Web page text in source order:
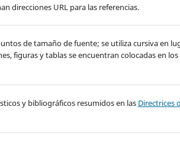
direcciones URL para las referencias.
de tamaño de fuente; se utiliza cursiva en
figuras y tablas se encuentran colocadas en
y bibliográficos resumidos en las Directrices